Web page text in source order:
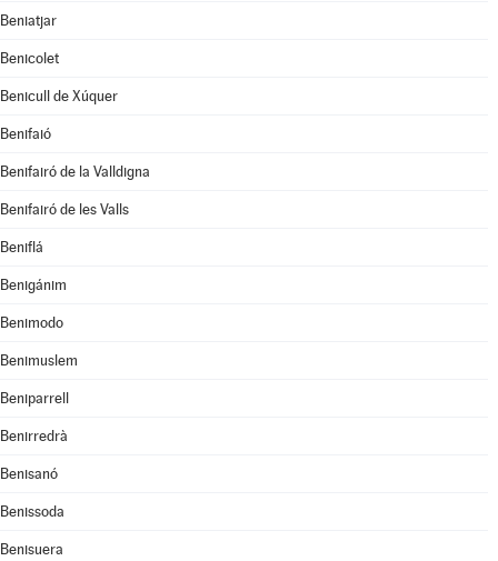
Beniatjar
Benicolet
Benicull de Xúquer
Benifaió
Benifairó de la Valldigna
Benifairó de les Valls
Beniflá
Benigánim
Benimodo
Benimuslem
Beniparrell
Benirredrà
Benisanó
Benissoda
Benisuera